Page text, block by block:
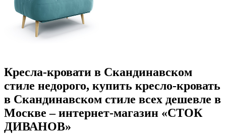
Кресла-кровати в Скандинавском
стиле недорого, купить кресло-кровать
в Скандинавском стиле всех дешевле в
Москве – интернет-магазин «СТОК
ДИВАНОВ»